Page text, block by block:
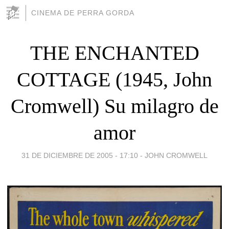
CINEMA DE PERRA GORDA
THE ENCHANTED
COTTAGE (1945, John
Cromwell) Su milagro de
amor
31 DE DICIEMBRE DE 2005 - 17:10 - JOHN CROMWELL